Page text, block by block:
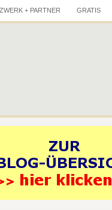
+ PARTNER GRATIS